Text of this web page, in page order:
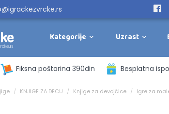
Kategorije Uzrast
Fiksna poštarina 390din Besplatna
KNJIGE ZA DECU Knjige za devojčice Igre za